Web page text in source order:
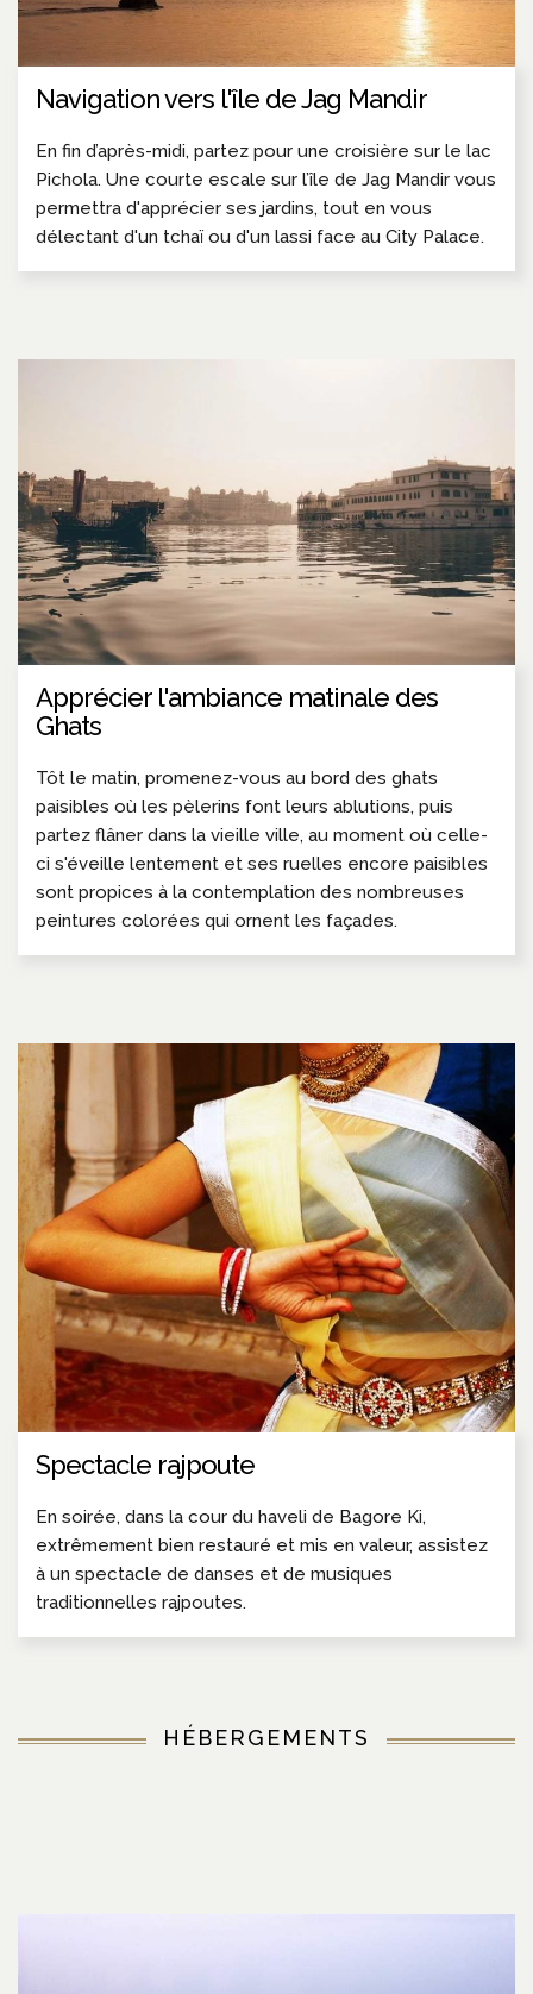
Navigation vers l'île de Jag Mandir
En fin d’après-midi, partez pour une croisière sur le lac
Pichola. Une courte escale sur l’île de Jag Mandir vous
permettra d'apprécier ses jardins, tout en vous
délectant d'un tchaï ou d'un lassi face au City Palace.
Apprécier l'ambiance matinale des
Ghats
Tôt le matin, promenez-vous au bord des ghats
paisibles où les pèlerins font leurs ablutions, puis
partez flâner dans la vieille ville, au moment où celle-
ci s'éveille lentement et ses ruelles encore paisibles
sont propices à la contemplation des nombreuses
peintures colorées qui ornent les façades.
Spectacle rajpoute
En soirée, dans la cour du haveli de Bagore Ki,
extrêmement bien restauré et mis en valeur, assistez
à un spectacle de danses et de musiques
traditionnelles rajpoutes.
HÉBERGEMENTS